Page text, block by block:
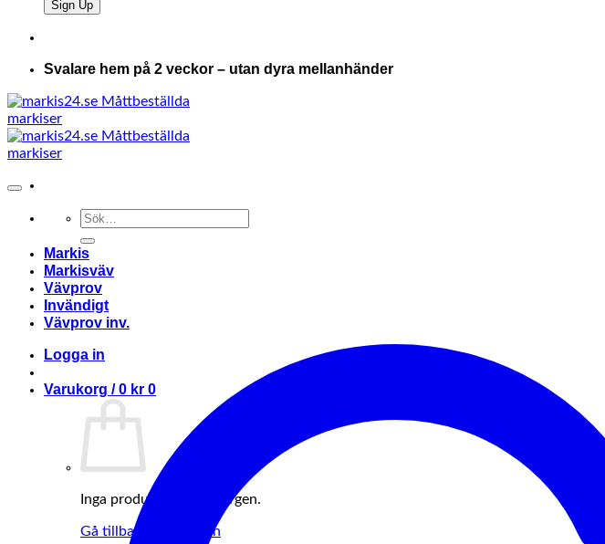
Svalare hem på 2 veckor – utan dyra mellanhänder
Sök
Markis
Markisväv
Vävprov
Invändigt
Vävprov inv.
Logga in
Varukorg /0 kr 0
Inga produkter i varukorgen.
Gå tillbaka till butiken